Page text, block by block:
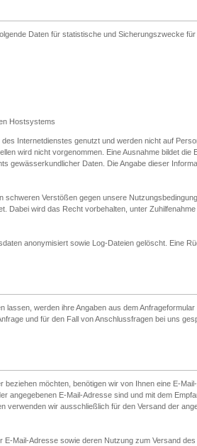
Daten für statistische und Sicherungszwecke
Hostsystems
Internetdienstes genutzt und werden nicht auf
wird nicht vorgenommen. Eine Ausnahme bildet die
gewässerkundlicher Daten. Die Angabe dieser
schweren Verstößen gegen unsere
Dabei wird das Recht vorbehalten, unter
anonymisiert sowie Log-Dateien gelöscht. Eine
lassen, werden ihre Angaben aus dem
und für den Fall von Anschlussfragen bei uns
beziehen möchten, benötigen wir von Ihnen eine E-
angegebenen E-Mail-Adresse sind und mit dem
verwenden wir ausschließlich für den Versand der
E-Mail-Adresse sowie deren Nutzung zum Versand